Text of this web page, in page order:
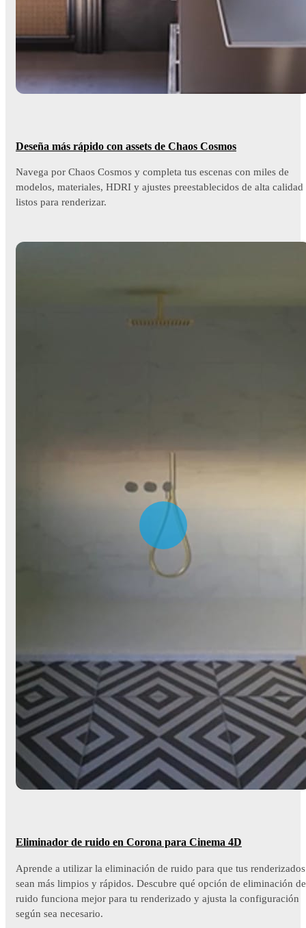
Deseña más rápido con assets de Chaos Cosmos
Navega por Chaos Cosmos y completa tus escenas con miles de
modelos, materiales, HDRI y ajustes preestablecidos de alta calidad
listos para renderizar.
Eliminador de ruido en Corona para Cinema 4D
Aprende a utilizar la eliminación de ruido para que tus renderizados
sean más limpios y rápidos. Descubre qué opción de eliminación de
ruido funciona mejor para tu renderizado y ajusta la configuración
según sea necesario.